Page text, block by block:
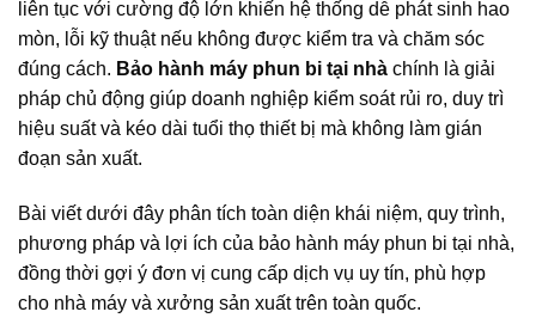
liên tục với cường độ lớn khiến hệ thống dễ phát sinh hao
mòn, lỗi kỹ thuật nếu không được kiểm tra và chăm sóc
đúng cách. Bảo hành máy phun bi tại nhà chính là giải
pháp chủ động giúp doanh nghiệp kiểm soát rủi ro, duy trì
hiệu suất và kéo dài tuổi thọ thiết bị mà không làm gián
đoạn sản xuất.
Bài viết dưới đây phân tích toàn diện khái niệm, quy trình,
phương pháp và lợi ích của bảo hành máy phun bi tại nhà,
đồng thời gợi ý đơn vị cung cấp dịch vụ uy tín, phù hợp
cho nhà máy và xưởng sản xuất trên toàn quốc.